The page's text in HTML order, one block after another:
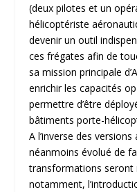
(deux pilotes et un
hélicoptériste
devenir un outil
ces frégates afin de
sa mission principale
enrichir les capacités
permettre d’être
bâtiments porte-
A l’inverse des
néanmoins évolué de
transformations seront
notamment,